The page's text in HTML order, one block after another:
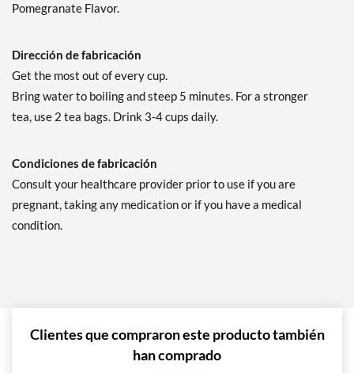
Pomegranate Flavor.
Dirección de fabricación
Get the most out of every cup.
Bring water to boiling and steep 5 minutes. For a stronger
tea, use 2 tea bags. Drink 3-4 cups daily.
Condiciones de fabricación
Consult your healthcare provider prior to use if you are
pregnant, taking any medication or if you have a medical
condition.
Clientes que compraron este producto también
han comprado